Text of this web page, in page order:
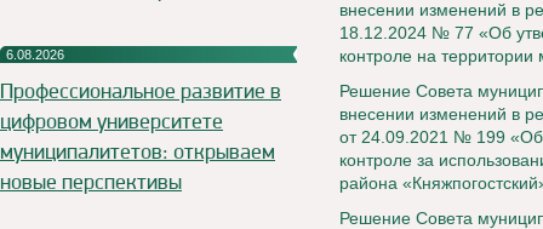
6.08.2026
Профессиональное развитие в
цифровом университете
муниципалитетов: открываем
новые перспективы
внесении изменений в
18.12.2024 № 77 «Об
контроле на территории
Решение Совета
внесении изменений в
от 24.09.2021 № 199
контроле за
района
Решение Совета